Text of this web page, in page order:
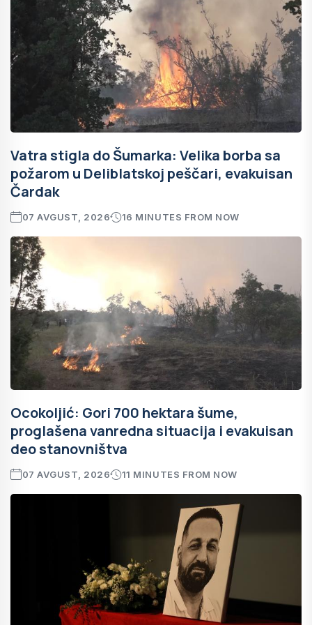
Vatra stigla do Šumarka: Velika borba sa
požarom u Deliblatskoj peščari, evakuisan
Čardak
07 AVGUST, 2026 16 MINUTES FROM NOW
Ocokoljić: Gori 700 hektara šume,
proglašena vanredna situacija i evakuisan
deo stanovništva
07 AVGUST, 2026 11 MINUTES FROM NOW